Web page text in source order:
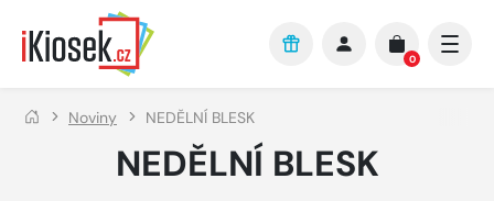
Přejít na hlavní obsah
0
Noviny NEDĚLNÍ BLESK
NEDĚLNÍ BLESK